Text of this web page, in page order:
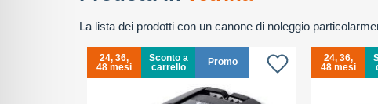
La lista dei prodotti con un canone di noleggio
24, 36,
48 mesi
Sconto a
carrello
Promo
24, 36,
48 mesi